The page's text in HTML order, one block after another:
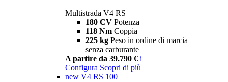
Multistrada V4 RS
180 CV Potenza
118 Nm Coppia
225 kg Peso in ordine di marcia
senza carburante
A partire da 39.790 € i
Configura Scopri di più
new V4 RS 100